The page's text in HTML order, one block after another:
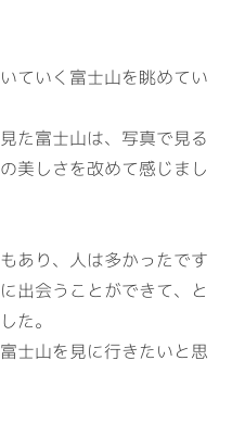
ていく富士山を眺めてい
た富士山は、写真で見る
美しさを改めて感じまし
あり、人は多かったです
出会うことができて、と
た。
士山を見に行きたいと思